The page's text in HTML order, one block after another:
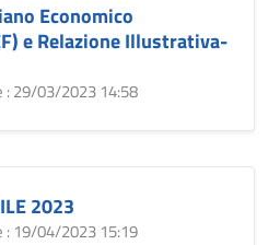
Economico
e Relazione Illustrativa-
: 29/03/2023 14:58
2023
: 19/04/2023 15:19